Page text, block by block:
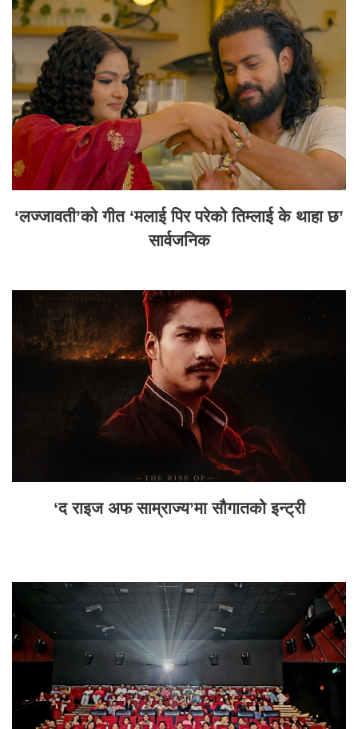
‘लज्जावती’को गीत ‘मलाई पिर परेको तिम्लाई के थाहा छ’
सार्वजनिक
‘द राइज अफ साम्राज्य’मा सौगातको इन्ट्री